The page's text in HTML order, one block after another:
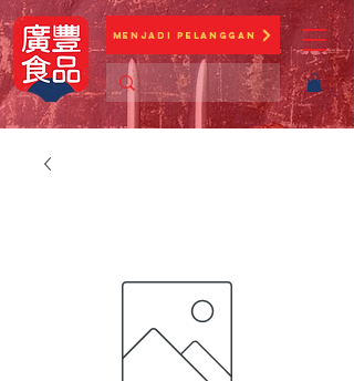
Menjadi Pelanggan